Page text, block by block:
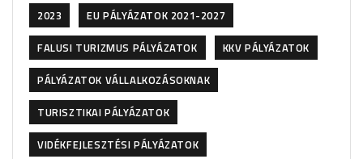
2023
EU PÁLYÁZATOK 2021-2027
FALUSI TURIZMUS PÁLYÁZATOK
KKV PÁLYÁZATOK
PÁLYÁZATOK VÁLLALKOZÁSOKNAK
TURISZTIKAI PÁLYÁZATOK
VIDÉKFEJLESZTÉSI PÁLYÁZATOK